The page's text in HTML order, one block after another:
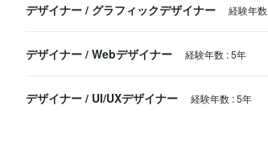
デザイナー / グラフィックデザイナー 経験年数
デザイナー / Webデザイナー 経験年数 :5年
デザイナー / UI/UXデザイナー 経験年数 :5年